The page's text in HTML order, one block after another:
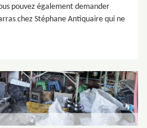
pouvez également demander
chez Stéphane Antiquaire qui ne